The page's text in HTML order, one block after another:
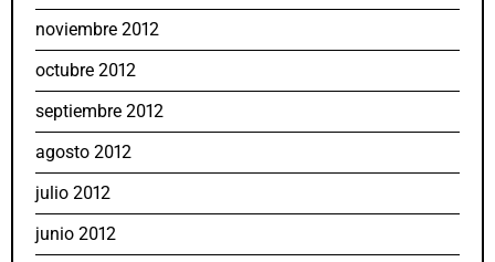
noviembre 2012
octubre 2012
septiembre 2012
agosto 2012
julio 2012
junio 2012